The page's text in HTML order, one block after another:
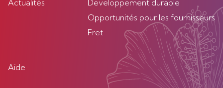
Actualités
Developpement durable
Opportunités pour les fournisseurs
Fret
Aide